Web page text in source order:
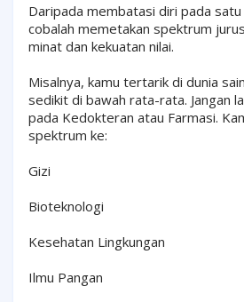
Daripada membatasi diri pada
cobalah memetakan spektrum
minat dan kekuatan nilai.
Misalnya, kamu tertarik di dunia
sedikit di bawah rata-rata. Jangan
pada Kedokteran atau Farmasi.
spektrum ke:
Gizi
Bioteknologi
Kesehatan Lingkungan
Ilmu Pangan